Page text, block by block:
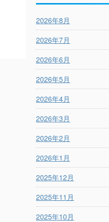
2026年8月
2026年7月
2026年6月
2026年5月
2026年4月
2026年3月
2026年2月
2026年1月
2025年12月
2025年11月
2025年10月